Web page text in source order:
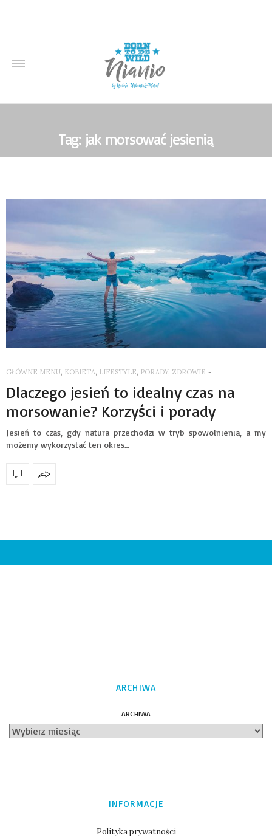
Tag: jak morsować jesienią
GŁÓWNE MENU, KOBIETA, LIFESTYLE, PORADY, ZDROWIE -
Dlaczego jesień to idealny czas na
morsowanie? Korzyści i porady
Jesień to czas, gdy natura przechodzi w tryb spowolnienia, a my
możemy wykorzystać ten okres…
ARCHIWA
ARCHIWA
INFORMACJE
Polityka prywatności